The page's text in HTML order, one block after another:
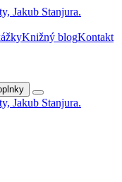
Knižný blogKontakt